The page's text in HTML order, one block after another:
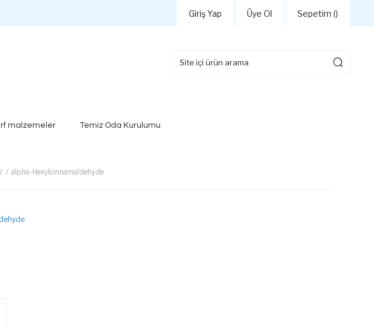
Giriş Yap Üye Ol Sepetim ()
malzemeler Temiz Oda Kurulumu
alpha-Hexylcinnamaldehyde